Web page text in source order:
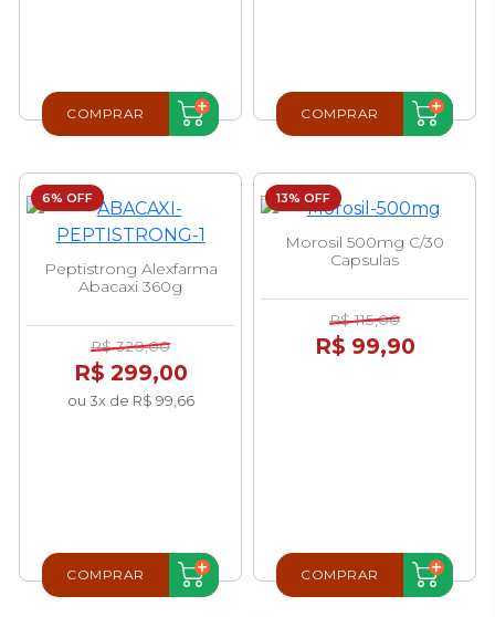
COMPRAR COMPRAR
6% OFF
Peptistrong Alexfarma
Abacaxi 360g
R$ 320,00
R$ 299,00
ou 3x de R$ 99,66
COMPRAR
13% OFF
Morosil 500mg C/30
Capsulas
R$ 115,00
R$ 99,90
COMPRAR